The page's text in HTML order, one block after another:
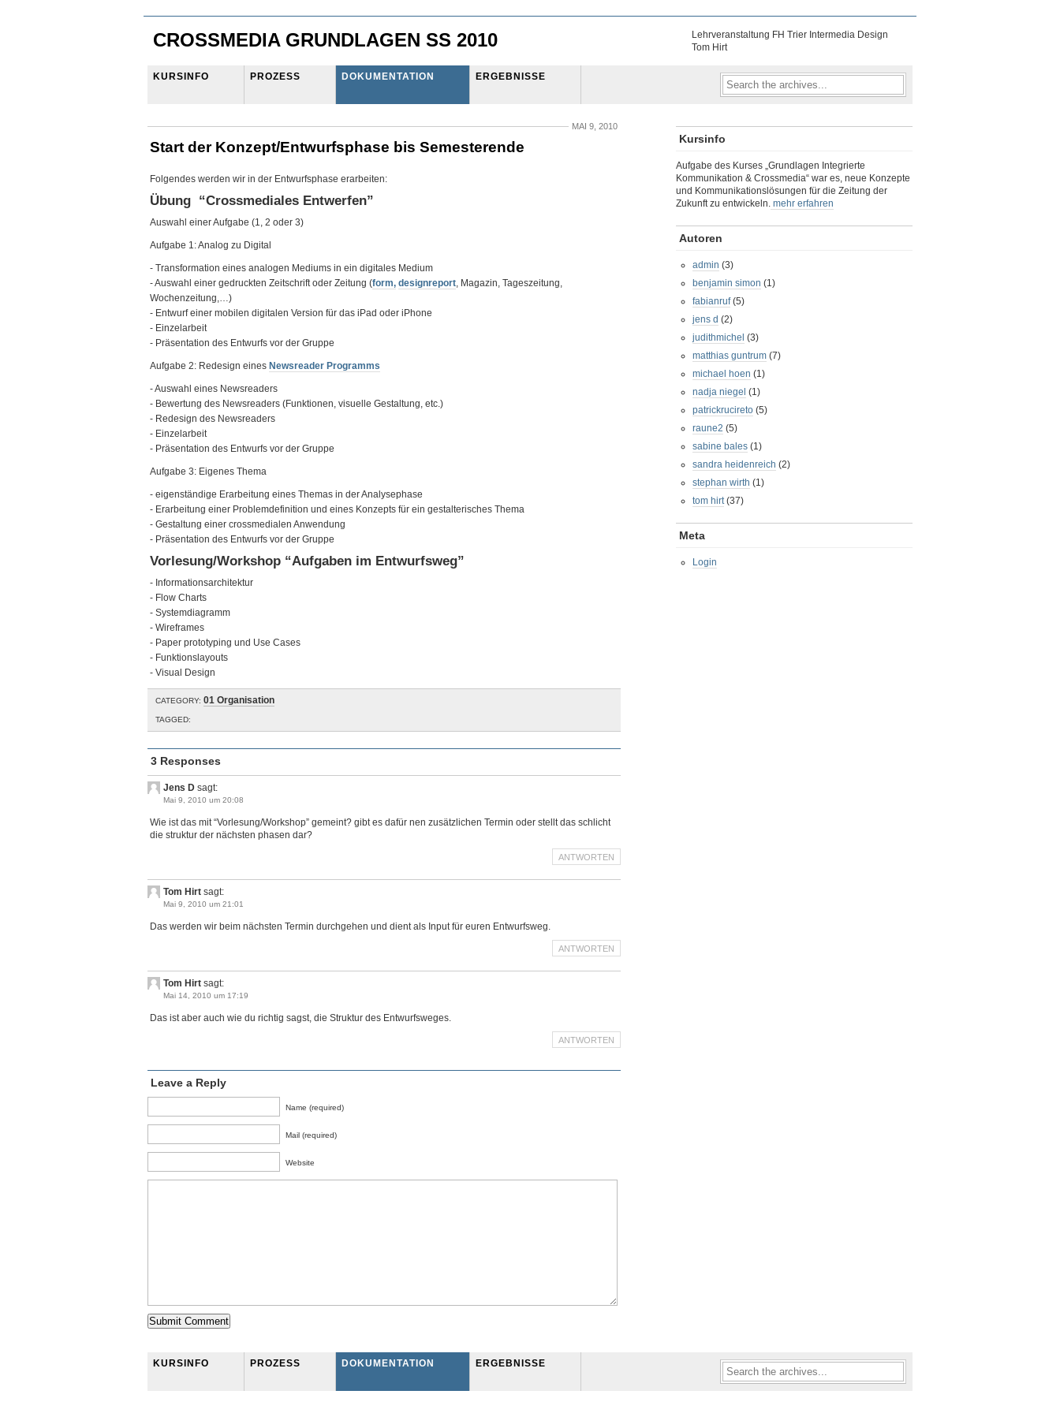
CROSSMEDIA GRUNDLAGEN SS 2010
Lehrveranstaltung FH Trier Intermedia Design
Tom Hirt
KURSINFO PROZESS DOKUMENTATION ERGEBNISSE
MAI 9, 2010
Start der Konzept/Entwurfsphase bis Semesterende
Folgendes werden wir in der Entwurfsphase erarbeiten:
Übung “Crossmediales Entwerfen”
Auswahl einer Aufgabe (1, 2 oder 3)
Aufgabe 1: Analog zu Digital
- Transformation eines analogen Mediums in ein digitales Medium
- Auswahl einer gedruckten Zeitschrift oder Zeitung (form, designreport, Magazin, Tageszeitung,
Wochenzeitung,…)
- Entwurf einer mobilen digitalen Version für das iPad oder iPhone
- Einzelarbeit
- Präsentation des Entwurfs vor der Gruppe
Aufgabe 2: Redesign eines Newsreader Programms
- Auswahl eines Newsreaders
- Bewertung des Newsreaders (Funktionen, visuelle Gestaltung, etc.)
- Redesign des Newsreaders
- Einzelarbeit
- Präsentation des Entwurfs vor der Gruppe
Aufgabe 3: Eigenes Thema
- eigenständige Erarbeitung eines Themas in der Analysephase
- Erarbeitung einer Problemdefinition und eines Konzepts für ein gestalterisches Thema
- Gestaltung einer crossmedialen Anwendung
- Präsentation des Entwurfs vor der Gruppe
Vorlesung/Workshop “Aufgaben im Entwurfsweg”
- Informationsarchitektur
- Flow Charts
- Systemdiagramm
- Wireframes
- Paper prototyping und Use Cases
- Funktionslayouts
- Visual Design
CATEGORY: 01 Organisation
TAGGED:
3 Responses
Jens D sagt:
Mai 9, 2010 um 20:08
Wie ist das mit “Vorlesung/Workshop” gemeint? gibt es dafür nen zusätzlichen Termin oder stellt das schlicht
die struktur der nächsten phasen dar?
ANTWORTEN
Tom Hirt sagt:
Mai 9, 2010 um 21:01
Das werden wir beim nächsten Termin durchgehen und dient als Input für euren Entwurfsweg.
ANTWORTEN
Tom Hirt sagt:
Mai 14, 2010 um 17:19
Das ist aber auch wie du richtig sagst, die Struktur des Entwurfsweges.
ANTWORTEN
Leave a Reply
Name (required)
Mail (required)
Website
Kursinfo
Aufgabe des Kurses „Grundlagen Integrierte
Kommunikation & Crossmedia“ war es, neue Konzepte
und Kommunikationslösungen für die Zeitung der
Zukunft zu entwickeln. mehr erfahren
Autoren
admin (3)
benjamin simon (1)
fabianruf(5)
jens d (2)
judithmichel (3)
matthias guntrum (7)
michael hoen (1)
nadja niegel (1)
patrickrucireto (5)
raune2 (5)
sabine bales (1)
sandra heidenreich (2)
stephan wirth (1)
tom hirt(37)
Meta
Login
KURSINFO PROZESS DOKUMENTATION ERGEBNISSE